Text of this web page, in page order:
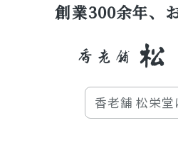
創業300余年、
香老舗 松栄堂